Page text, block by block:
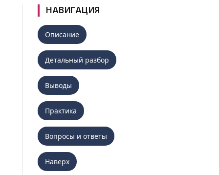
НАВИГАЦИЯ
Описание
Детальный разбор
Выводы
Практика
Вопросы и ответы
Наверх